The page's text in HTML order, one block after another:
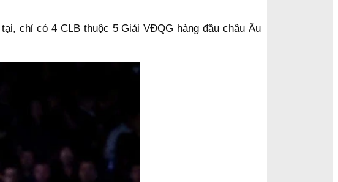
chỉ có 4 CLB thuộc 5 Giải VĐQG hàng đầu châu Âu